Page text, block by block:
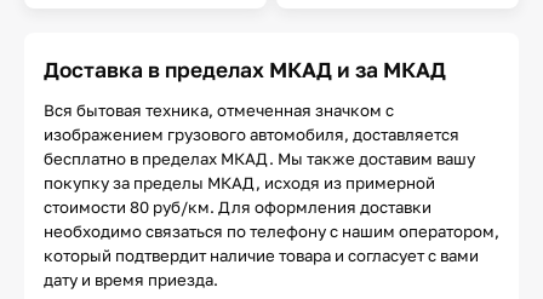
Доставка в пределах МКАД и за МКАД
Вся бытовая техника, отмеченная значком с
изображением грузового автомобиля, доставляется
бесплатно в пределах МКАД. Мы также доставим вашу
покупку за пределы МКАД, исходя из примерной
стоимости 80 руб/км. Для оформления доставки
необходимо связаться по телефону с нашим оператором,
который подтвердит наличие товара и согласует с вами
дату и время приезда.